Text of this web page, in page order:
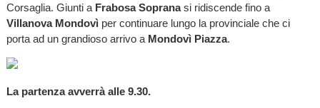
Corsaglia. Giunti a Frabosa Sopranasi ridiscende fino a
Villanova Mondovìper continuare lungo la provinciale che ci
porta ad un grandioso arrivo a Mondovì Piazza.
La partenza avverrà alle 9.30.